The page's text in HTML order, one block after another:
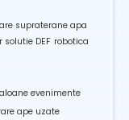
supraterane apa
solutie DEF robotica
evenimente
ape uzate